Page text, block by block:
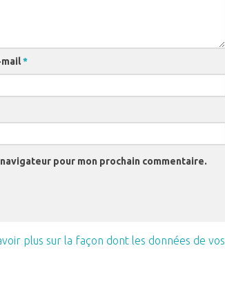
mail*
pour mon prochain commentaire.
plus sur la façon dont les données de vos